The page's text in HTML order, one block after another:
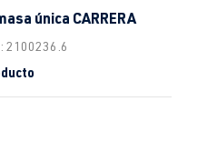
única CARRERA
2100236.6